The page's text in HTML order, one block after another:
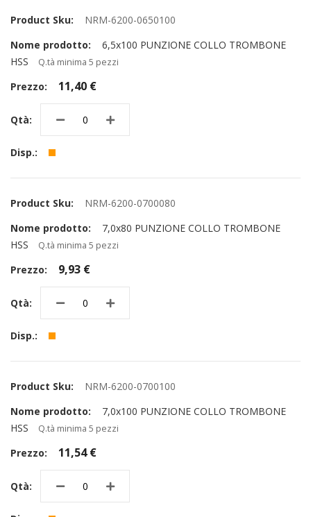
NRM-6200-0650100
6,5x100 PUNZIONE COLLO TROMBONE
HSS
Q.tà minima 5 pezzi
11,40 €
NRM-6200-0700080
7,0x80 PUNZIONE COLLO TROMBONE
HSS
Q.tà minima 5 pezzi
9,93 €
NRM-6200-0700100
7,0x100 PUNZIONE COLLO TROMBONE
HSS
Q.tà minima 5 pezzi
11,54 €